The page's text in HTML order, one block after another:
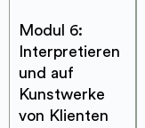
Modul 6:
Interpretieren
und auf
Kunstwerke
von Klienten